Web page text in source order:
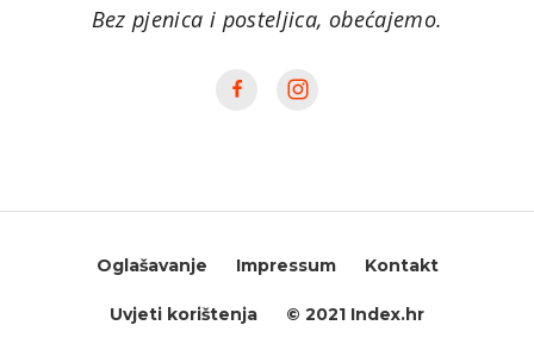
Bez pjenica i posteljica, obećajemo.
Oglašavanje Impressum Kontakt
Uvjeti korištenja © 2021 Index.hr